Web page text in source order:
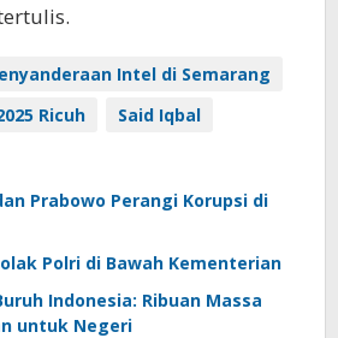
Intel di Semarang
Ricuh Said Iqbal
Prabowo Perangi Korupsi di
Tolak Polri di Bawah Kementerian
Indonesia: Ribuan Massa
untuk Negeri